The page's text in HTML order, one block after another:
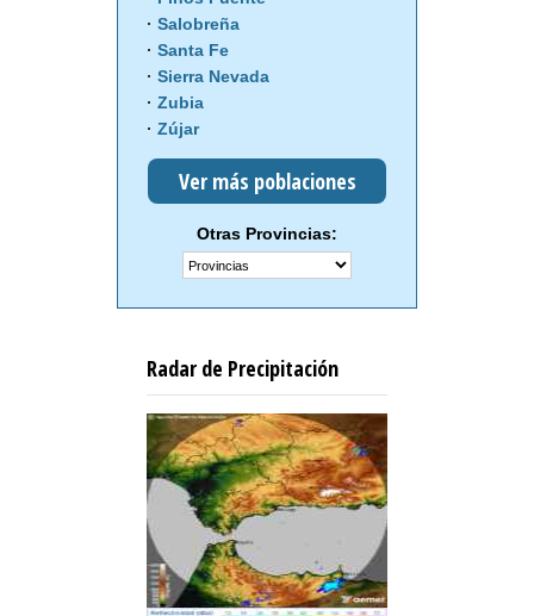
Salobreña
Santa Fe
Sierra Nevada
Zubia
Zújar
Ver más poblaciones
Otras Provincias:
Radar de Precipitación